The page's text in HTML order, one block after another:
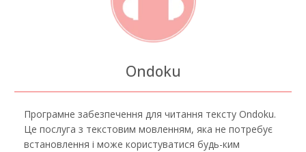
Ondoku
Програмне забезпечення для читання тексту Ondoku.
Це послуга з текстовим мовленням, яка не потребує
встановлення і може користуватися будь-ким